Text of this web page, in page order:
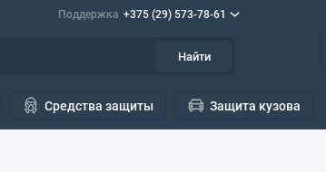
Поддержка +375 (29) 573-78-61
Найти
Средства защиты Защита кузова